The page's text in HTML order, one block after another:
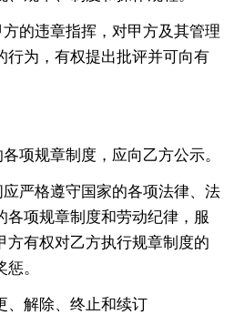
的违章指挥，对甲方及其管理
行为，有权提出批评并可向有
项规章制度，应向乙方公示。
严格遵守国家的各项法律、法
各项规章制度和劳动纪律，服
方有权对乙方执行规章制度的
。
、解除、终止和续订